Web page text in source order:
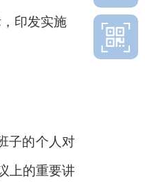
印发实施
子的个人对
上的重要讲